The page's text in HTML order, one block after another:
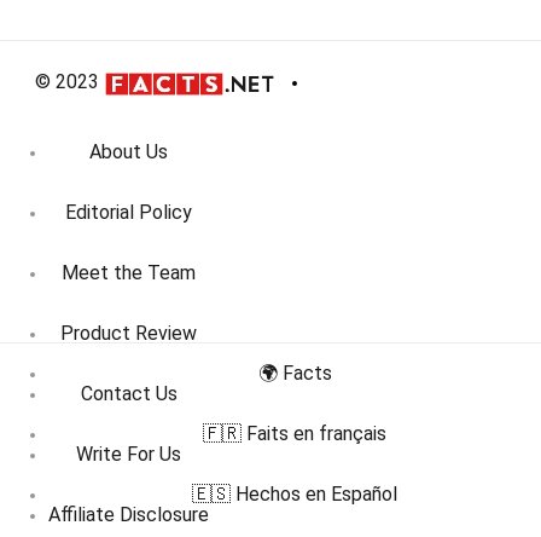
© 2023
About Us
Editorial Policy
Meet the Team
Product Review
Contact Us
Write For Us
Affiliate Disclosure
🌍 Facts
🇫🇷 Faits en français
🇪🇸 Hechos en Español